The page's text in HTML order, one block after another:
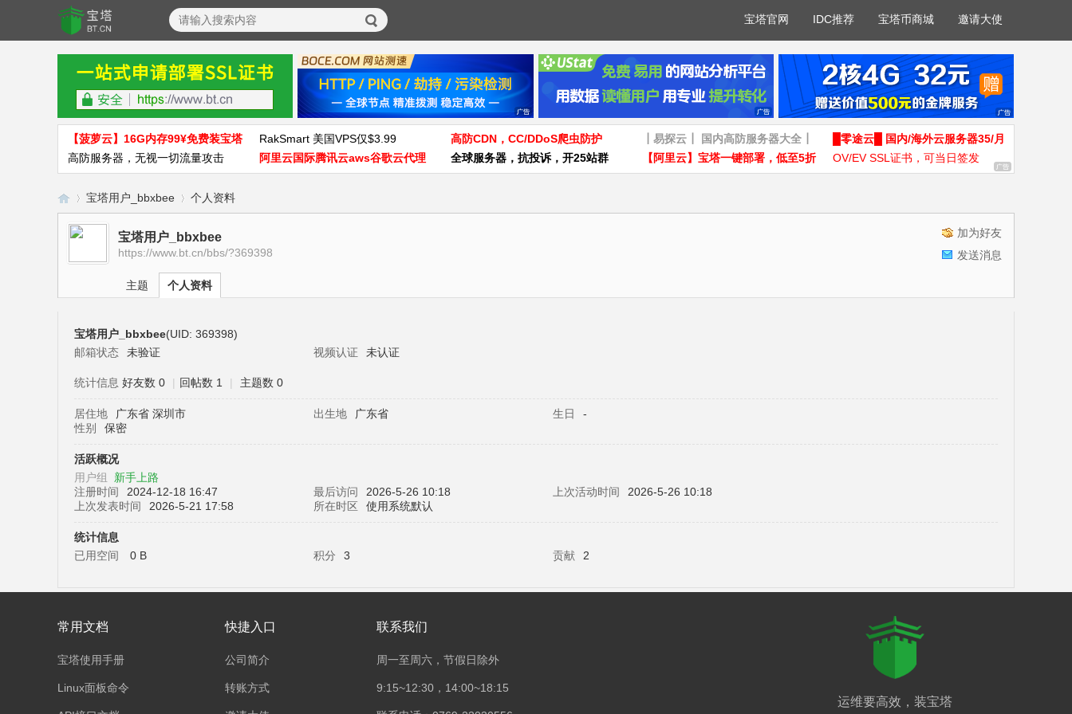
宝塔官网 IDC推荐 宝塔币商城 邀请大使
【菠萝云】16G内存99¥免费装宝塔 RakSmart 美国VPS仅$3.99 高防CDN，CC/DDoS爬虫防护 ┃易探云┃ 国内高防服务器大全┃
█零途云█ 国内/海外云服务器35/月
高防服务器，无视一切流量攻击
阿里云国际腾讯云aws谷歌云代理 全球服务器，抗投诉，开25站群 【阿里云】宝塔一键部署，低至5折 OV/EV SSL证书，可当日签发
宝›
宝塔用户_bbxbee 个人资料
加为好友
发送消息
宝塔用户_bbxbee
https://www.bt.cn/bbs/?369398
主题 个人资料
宝塔用户_bbxbee(UID: 369398)
邮箱状态
未验证 视频认证 未认证
统计信息 好友数 0 | 回帖数 1 | 主题数 0
居住地 广东省 深圳市 出生地 广东省 生日
-
性别
保密
活跃概况
用户组 新手上路
注册时间
2024-12-18 16:47 最后访问 2026-5-26 10:18 上次活动时间
2026-5-26 10:18
上次发表时间
2026-5-21 17:58 所在时区 使用系统默认
统计信息
已用空间
0 B 积分 3 贡献 2
常用文档
宝塔使用手册
Linux面板命令
快捷入口
公司简介
转账方式
联系我们
周一至周六，节假日除外
9:15~12:30，14:00~18:15
运维要高效，装宝塔